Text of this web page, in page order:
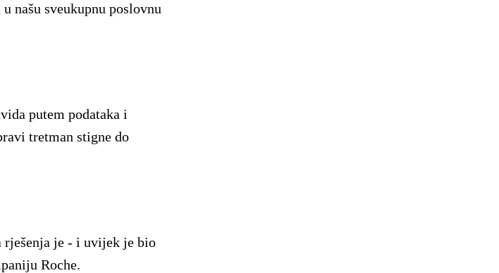
našu sveukupnu poslovnu
putem podataka i
tretman stigne do
rješenja je - i uvijek je bio
Roche.